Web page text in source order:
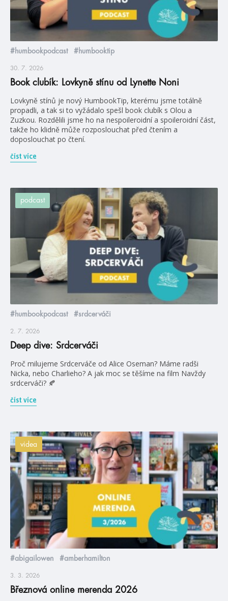
#humbookpodcast #humbooktip
30. 7. 2026
Book clubík: Lovkyně stínu od Lynette Noni
Lovkyně stínů je nový HumbookTip, kterému jsme totálně
propadli, a tak si to vyžádalo spešl book clubík s Olou a
Zuzkou. Rozdělili jsme ho na nespoileroidní a spoileroidní část,
takže ho klidně může rozposlouchat před čtením a
doposlouchat po čtení.
číst více
podcast
#humbookpodcast #srdcerváči
2. 7. 2026
Deep dive: Srdcerváči
Proč milujeme Srdcerváče od Alice Oseman? Máme radši
Nicka, nebo Charlieho? A jak moc se těšíme na film Navždy
srdcerváči? 🍂
číst více
videa
#abigailowen #amberhamilton
3. 3. 2026
Březnová online merenda 2026